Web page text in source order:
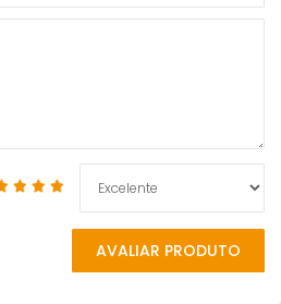
AVALIAR PRODUTO